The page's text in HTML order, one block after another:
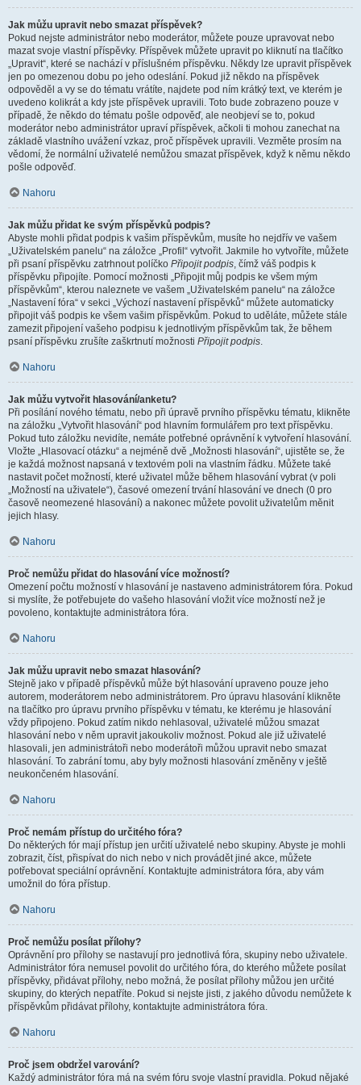
Jak můžu upravit nebo smazat příspěvek?
Pokud nejste administrátor nebo moderátor, můžete pouze upravovat nebo
mazat svoje vlastní příspěvky. Příspěvek můžete upravit po kliknutí na tlačítko
„Upravit“, které se nachází v příslušném příspěvku. Někdy lze upravit příspěvek
jen po omezenou dobu po jeho odeslání. Pokud již někdo na příspěvek
odpověděl a vy se do tématu vrátíte, najdete pod ním krátký text, ve kterém je
uvedeno kolikrát a kdy jste příspěvek upravili. Toto bude zobrazeno pouze v
případě, že někdo do tématu pošle odpověď, ale neobjeví se to, pokud
moderátor nebo administrátor upraví příspěvek, ačkoli ti mohou zanechat na
základě vlastního uvážení vzkaz, proč příspěvek upravili. Vezměte prosím na
vědomí, že normální uživatelé nemůžou smazat příspěvek, když k němu někdo
pošle odpověď.
Nahoru
Jak můžu přidat ke svým příspěvků podpis?
Abyste mohli přidat podpis k vašim příspěvkům, musíte ho nejdřív ve vašem
„Uživatelském panelu“ na záložce „Profil“ vytvořit. Jakmile ho vytvoříte, můžete
při psaní příspěvku zatrhnout políčko Připojit podpis, čímž váš podpis k
příspěvku připojíte. Pomocí možnosti „Připojit můj podpis ke všem mým
příspěvkům“, kterou naleznete ve vašem „Uživatelském panelu“ na záložce
„Nastavení fóra“ v sekci „Výchozí nastavení příspěvků“ můžete automaticky
připojit váš podpis ke všem vašim příspěvkům. Pokud to uděláte, můžete stále
zamezit připojení vašeho podpisu k jednotlivým příspěvkům tak, že během
psaní příspěvku zrušíte zaškrtnutí možnosti Připojit podpis.
Nahoru
Jak můžu vytvořit hlasování/anketu?
Při posílání nového tématu, nebo při úpravě prvního příspěvku tématu, klikněte
na záložku „Vytvořit hlasování“ pod hlavním formulářem pro text příspěvku.
Pokud tuto záložku nevidíte, nemáte potřebné oprávnění k vytvoření hlasování.
Vložte „Hlasovací otázku“ a nejméně dvě „Možnosti hlasování“, ujistěte se, že
je každá možnost napsaná v textovém poli na vlastním řádku. Můžete také
nastavit počet možností, které uživatel může během hlasování vybrat (v poli
„Možností na uživatele“), časové omezení trvání hlasování ve dnech (0 pro
časově neomezené hlasování) a nakonec můžete povolit uživatelům měnit
jejich hlasy.
Nahoru
Proč nemůžu přidat do hlasování více možností?
Omezení počtu možností v hlasování je nastaveno administrátorem fóra. Pokud
si myslíte, že potřebujete do vašeho hlasování vložit více možností než je
povoleno, kontaktujte administrátora fóra.
Nahoru
Jak můžu upravit nebo smazat hlasování?
Stejně jako v případě příspěvků může být hlasování upraveno pouze jeho
autorem, moderátorem nebo administrátorem. Pro úpravu hlasování klikněte
na tlačítko pro úpravu prvního příspěvku v tématu, ke kterému je hlasování
vždy připojeno. Pokud zatím nikdo nehlasoval, uživatelé můžou smazat
hlasování nebo v něm upravit jakoukoliv možnost. Pokud ale již uživatelé
hlasovali, jen administrátoři nebo moderátoři můžou upravit nebo smazat
hlasování. To zabrání tomu, aby byly možnosti hlasování změněny v ještě
neukončeném hlasování.
Nahoru
Proč nemám přístup do určitého fóra?
Do některých fór mají přístup jen určití uživatelé nebo skupiny. Abyste je mohli
zobrazit, číst, přispívat do nich nebo v nich provádět jiné akce, můžete
potřebovat speciální oprávnění. Kontaktujte administrátora fóra, aby vám
umožnil do fóra přístup.
Nahoru
Proč nemůžu posílat přílohy?
Oprávnění pro přílohy se nastavují pro jednotlivá fóra, skupiny nebo uživatele.
Administrátor fóra nemusel povolit do určitého fóra, do kterého můžete posílat
příspěvky, přidávat přílohy, nebo možná, že posílat přílohy můžou jen určité
skupiny, do kterých nepatříte. Pokud si nejste jisti, z jakého důvodu nemůžete k
příspěvkům přidávat přílohy, kontaktujte administrátora fóra.
Nahoru
Proč jsem obdržel varování?
Každý administrátor fóra má na svém fóru svoje vlastní pravidla. Pokud nějaké